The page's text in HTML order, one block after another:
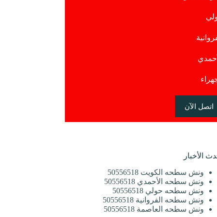
اتصل الآن
الأخبار
ونش سطحه الكويت 50556518
ونش سطحه الأحمدي 50556518
ونش سطحه حولي 50556518
ونش سطحه الفروانية 50556518
ونش سطحه العاصمة 50556518